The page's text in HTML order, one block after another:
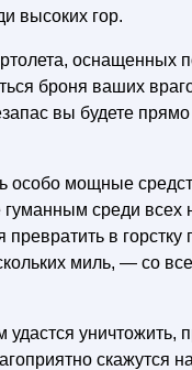
высоких гор.
оснащенных
броня ваших
вы будете
особо мощные
среди
в
миль, — со
уничтожить,
скажутся